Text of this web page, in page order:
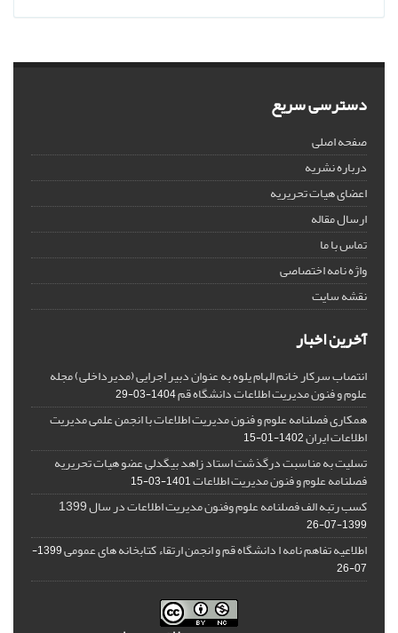
دسترسی سریع
صفحه اصلی
درباره نشریه
اعضای هیات تحریریه
ارسال مقاله
تماس با ما
واژه نامه اختصاصی
نقشه سایت
آخرین اخبار
انتصاب سرکار خانم الهام یلوه به عنوان دبیر اجرایی (مدیرداخلی) مجله
علوم و فنون مدیریت اطلاعات دانشگاه قم1404-03-29
همکاری فصلنامه علوم و فنون مدیریت اطلاعات با انجمن علمی مدیریت
اطلاعات ایران1402-01-15
تسلیت به مناسبت درگذشت استاد زاهد بیگدلی عضو هیات تحریریه
فصلنامه علوم و فنون مدیریت اطلاعات1401-03-15
کسب رتبه الف فصلنامه علوم وفنون مدیریت اطلاعات در سال 1399
1399-07-26
اطلاعیه تفاهم نامه ا دانشگاه قم و انجمن ارتقاء کتابخانه های عمومی
1399-
07-26